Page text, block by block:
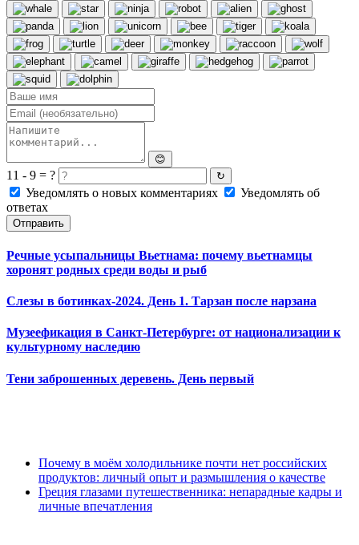
😊
11 - 9 = ? ↻
Уведомлять о новых комментариях
Уведомлять об
ответах
Отправить
Речные усыпальницы Вьетнама: почему вьетнамцы
хоронят родных среди воды и рыб
Слезы в ботинках-2024. День 1. Тарзан после нарзана
Музеефикация в Санкт-Петербурге: от национализации к
культурному наследию
Тени заброшенных деревень. День первый
Почему в моём холодильнике почти нет российских
продуктов: личный опыт и размышления о качестве
Греция глазами путешественника: непарадные кадры и
личные впечатления